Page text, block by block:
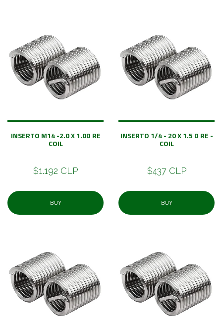
INSERTO M14 -2.0 X 1.0D RE
COIL
$1.192 CLP
BUY
INSERTO 1/4 - 20 X 1.5 D RE -
COIL
$437 CLP
BUY